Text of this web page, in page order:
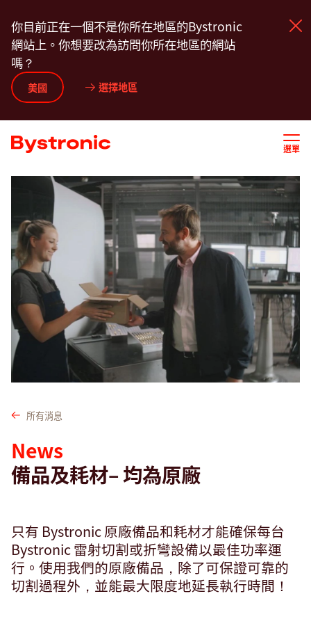
至
主
容
你目前正在一個不是你所在地區的Bystronic
網站上。你想要改為訪問你所在地區的網站
嗎？
美國 選擇地區
選單
機台和軟體
服務
應用
新聞中心
企業
搜尋
所有消息
News
備品及耗材– 均為原廠
只有 Bystronic 原廠備品和耗材才能確保每台
Bystronic 雷射切割或折彎設備以最佳功率運
行。使用我們的原廠備品，除了可保證可靠的
切割過程外，並能最大限度地延長執行時間！